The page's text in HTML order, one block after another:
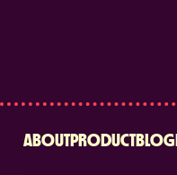
ABOUT PRODUCT BLOG